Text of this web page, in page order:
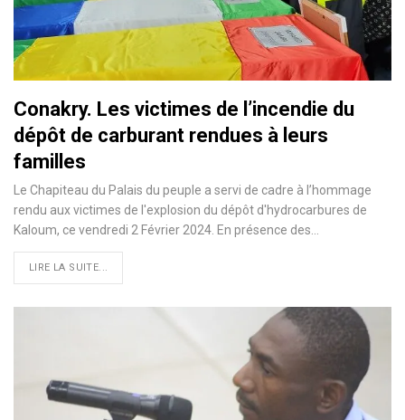
Conakry. Les victimes de l’incendie du
dépôt de carburant rendues à leurs
familles
Le Chapiteau du Palais du peuple a servi de cadre à l’hommage
rendu aux victimes de l'explosion du dépôt d'hydrocarbures de
Kaloum, ce vendredi 2 Février 2024. En présence des…
LIRE LA SUITE...